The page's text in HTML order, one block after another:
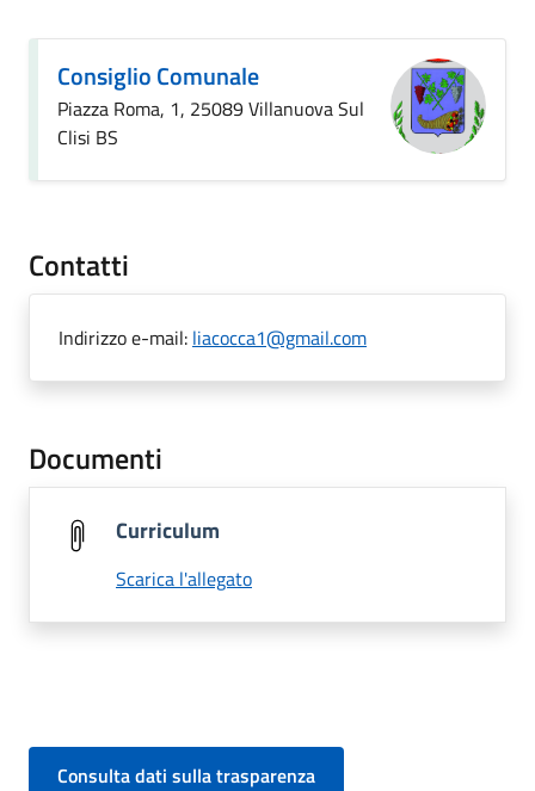
Consiglio Comunale
Piazza Roma, 1, 25089 Villanuova Sul
Clisi BS
Contatti
Indirizzo e-mail: liacocca1@gmail.com
Documenti
Curriculum
Scarica l'allegato
Consulta dati sulla trasparenza